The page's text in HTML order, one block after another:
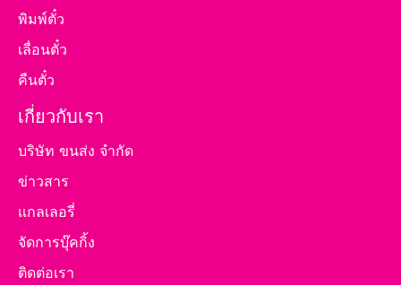
พิมพ์ตั๋ว
เลื่อนตั๋ว
คืนตั๋ว
เกี่ยวกับเรา
บริษัท ขนส่ง จำกัด
ข่าวสาร
แกลเลอรี่
จัดการบุ๊คกิ้ง
ติดต่อเรา